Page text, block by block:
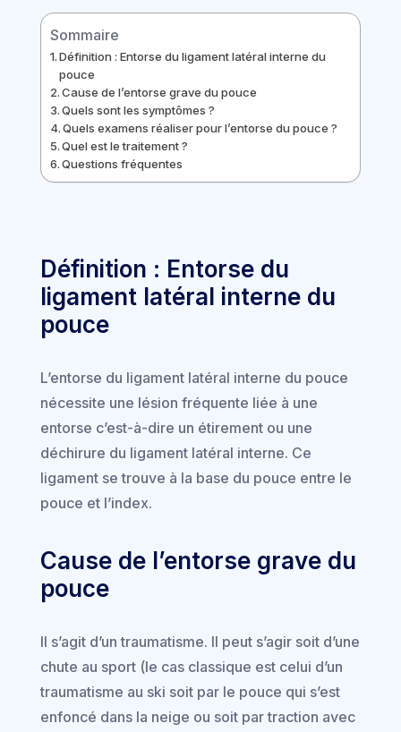
Sommaire
Définition : Entorse du ligament latéral interne du
pouce
Cause de l’entorse grave du pouce
Quels sont les symptômes ?
Quels examens réaliser pour l’entorse du pouce ?
Quel est le traitement ?
Questions fréquentes
Définition : Entorse du
ligament latéral interne du
pouce
L’entorse du ligament latéral interne du pouce
nécessite une lésion fréquente liée à une
entorse c’est-à-dire un étirement ou une
déchirure du ligament latéral interne. Ce
ligament se trouve à la base du pouce entre le
pouce et l’index.
Cause de l’entorse grave du
pouce
Il s’agit d’un traumatisme. Il peut s’agir soit d’une
chute au sport (le cas classique est celui d’un
traumatisme au ski soit par le pouce qui s’est
enfoncé dans la neige ou soit par traction avec